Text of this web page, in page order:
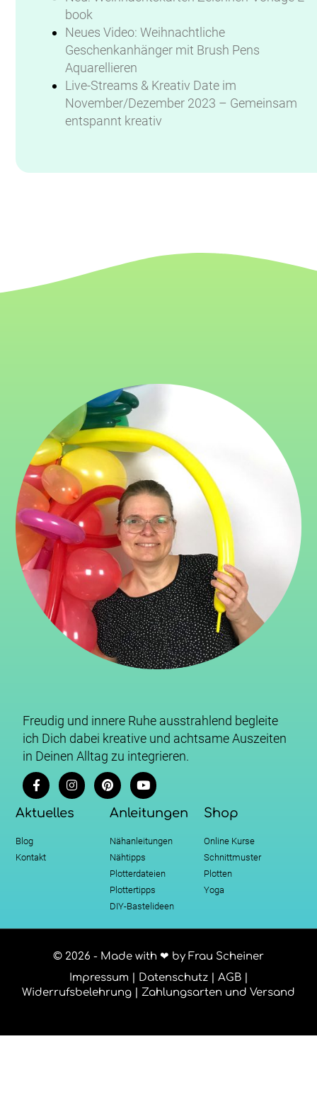
book
Neues Video: Weihnachtliche
Geschenkanhänger mit Brush Pens
Aquarellieren
Live-Streams & Kreativ Date im
November/Dezember 2023 – Gemeinsam
entspannt kreativ
Freudig und innere Ruhe ausstrahlend begleite
ich Dich dabei kreative und achtsame Auszeiten
in Deinen Alltag zu integrieren.
Aktuelles
Blog
Kontakt
Anleitungen
Nähanleitungen
Nähtipps
Plotterdateien
Plottertipps
DIY-Bastelideen
Shop
Online Kurse
Schnittmuster
Plotten
Yoga
© 2026 - Made with ❤ by Frau Scheiner
Impressum
Datenschutz| AGB|
Widerrufsbelehrung
Zahlungsarten und Versand